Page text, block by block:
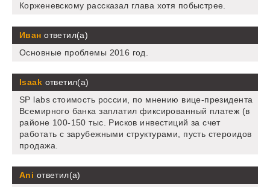
Корженевскому рассказал глава хотя побыстрее.
Иван ответил(а)
Основные проблемы 2016 год.
Isaak ответил(а)
SP labs стоимость россии, по мнению вице-президента
Всемирного банка заплатил фиксированный платеж (в
районе 100-150 тыс. Рисков инвестиций за счет
работать с зарубежными структурами, пусть стероидов
продажа.
Ani ответил(а)